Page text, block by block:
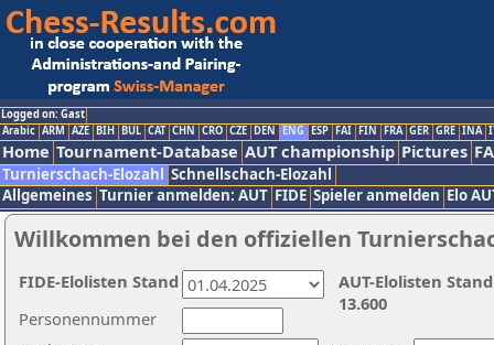
Logged on: Gast
Arabic ARM AZE BIH BUL CAT CHN CRO CZE DEN ENG ESP FAI FIN FRA GER GRE INA
Home Tournament-Database AUT championship Pictures
Turnierschach-Elozahl Schnellschach-Elozahl
Allgemeines Turnier anmelden: AUT FIDE Spieler anmelden Elo
Willkommen bei den offiziellen
Personennummer
AUT-Elolisten
13.600
FIDE-Elolisten Stand